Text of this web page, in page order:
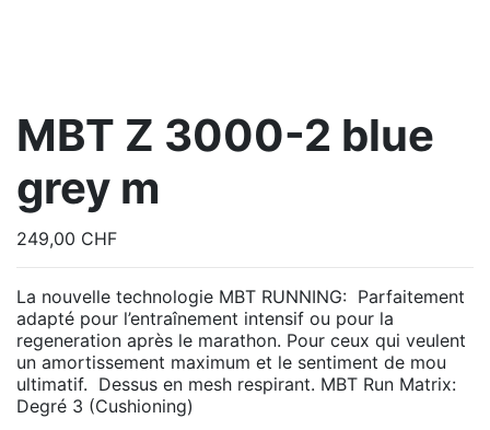
MBT Z 3000-2 blue
grey m
249,00 CHF
La nouvelle technologie MBT RUNNING: Parfaitement
adapté pour l’entraînement intensif ou pour la
regeneration après le marathon. Pour ceux qui veulent
un amortissement maximum et le sentiment de mou
ultimatif. Dessus en mesh respirant. MBT Run Matrix:
Degré 3 (Cushioning)